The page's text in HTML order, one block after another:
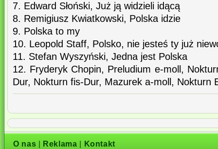
7. Edward Słoński, Już ją widzieli idącą
8. Remigiusz Kwiatkowski, Polska idzie
9. Polska to my
10. Leopold Staff, Polsko, nie jesteś ty już
11. Stefan Wyszyński, Jedna jest Polska
12. Fryderyk Chopin, Preludium e-moll,
Dur, Nokturn fis-Dur, Mazurek a-moll, Nokturn
O nas Reklama Kontakt